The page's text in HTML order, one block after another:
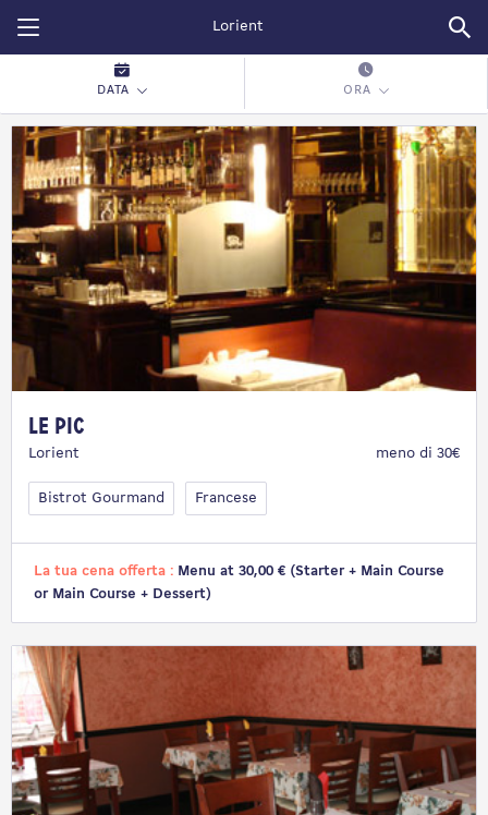
Restopolitan
DATA ORA
Le Pic
Lorient meno di 30€
Bistrot Gourmand Francese
La tua cena offerta : Menu at 30,00 € (Starter + Main Course
or Main Course + Dessert)